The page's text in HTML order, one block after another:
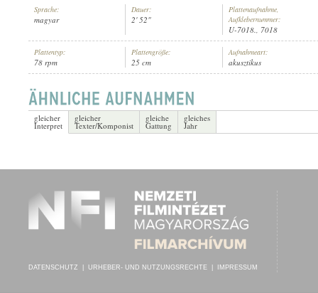
Sprache:
magyar
Dauer:
2' 52"
Plattenaufnahme,
Aufklebernummer:
U-7018., 7018
Plattentyp:
78 rpm
Plattengröße:
25 cm
Aufnahmeart:
akusztikus
gleicher
Interpret
gleicher
Texter/Komponist
gleiche
Gattung
gleiches
Jahr
DATENSCHUTZ URHEBER- UND NUTZUNGSRECHTE IMPRESSUM